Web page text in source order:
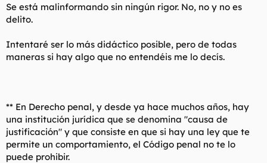
Se está malinformando sin ningún rigor. No, no y no es
delito.
Intentaré ser lo más didáctico posible, pero de todas
maneras si hay algo que no entendéis me lo decís.
** En Derecho penal, y desde ya hace muchos años, hay
una institución jurídica que se denomina "causa de
justificación" y que consiste en que si hay una ley que te
permite un comportamiento, el Código penal no te lo
puede prohibir.